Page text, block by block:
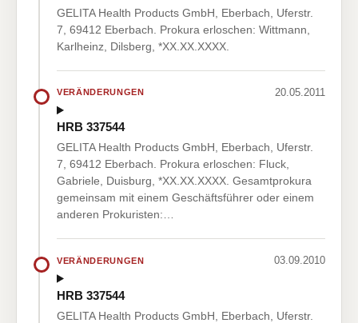
GELITA Health Products GmbH, Eberbach, Uferstr.
7, 69412 Eberbach. Prokura erloschen: Wittmann,
Karlheinz, Dilsberg, *XX.XX.XXXX.
VERÄNDERUNGEN 20.05.2011
HRB 337544
GELITA Health Products GmbH, Eberbach, Uferstr.
7, 69412 Eberbach. Prokura erloschen: Fluck,
Gabriele, Duisburg, *XX.XX.XXXX. Gesamtprokura
gemeinsam mit einem Geschäftsführer oder einem
anderen Prokuristen:…
VERÄNDERUNGEN 03.09.2010
HRB 337544
GELITA Health Products GmbH, Eberbach, Uferstr.